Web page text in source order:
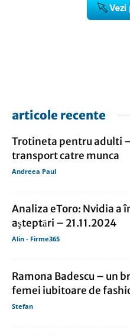
articole recente
Trotineta pentru adulti
transport catre munca
Andreea Paul
Analiza eToro: Nvidia a
aşteptări – 21.11.2024
Alin - Firme365
Ramona Badescu – un
femei iubitoare de
Stefan